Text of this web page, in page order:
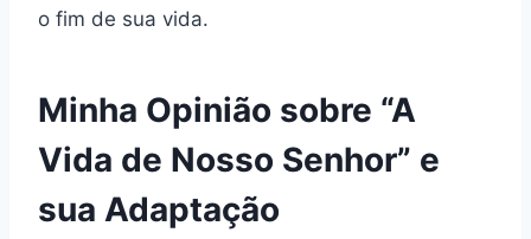
o fim de sua vida.
Minha Opinião sobre “A
Vida de Nosso Senhor” e
sua Adaptação